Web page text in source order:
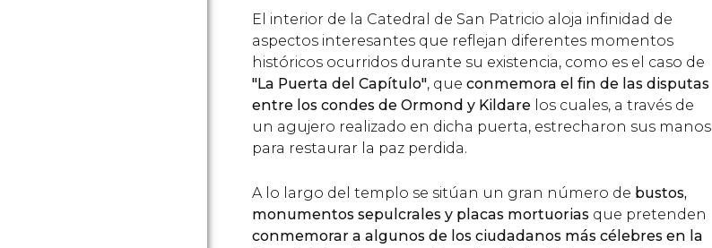
El interior de la Catedral de San Patricio aloja infinidad de
aspectos interesantes que reflejan diferentes momentos
históricos ocurridos durante su existencia, como es el caso de
"La Puerta del Capítulo", que conmemora el fin de las disputas
entre los condes de Ormond y Kildare los cuales, a través de
un agujero realizado en dicha puerta, estrecharon sus manos
para restaurar la paz perdida.
A lo largo del templo se sitúan un gran número de bustos,
monumentos sepulcrales y placas mortuorias que pretenden
conmemorar a algunos de los ciudadanos más célebres en la